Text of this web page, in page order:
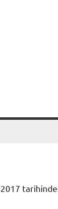
2017